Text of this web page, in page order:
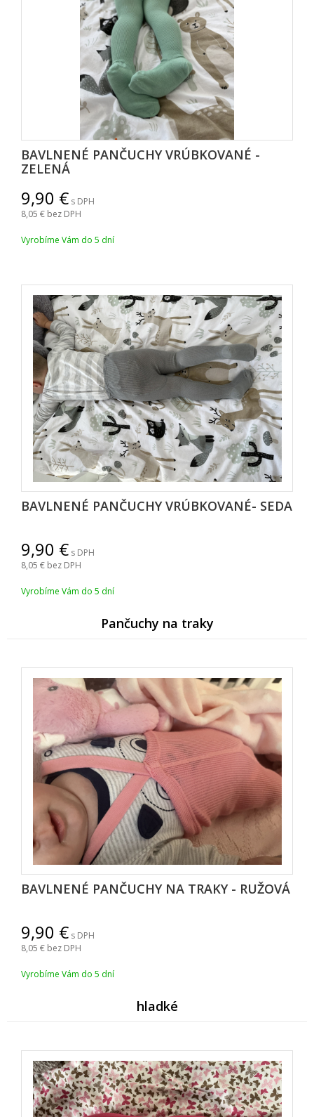
BAVLNENÉ PANČUCHY VRÚBKOVANÉ -
ZELENÁ
9,90
s DPH
8,05 bez DPH
Vyrobíme Vám do 5 dní
BAVLNENÉ PANČUCHY VRÚBKOVANÉ- SEDA
9,90
s DPH
8,05 bez DPH
Vyrobíme Vám do 5 dní
Pančuchy na traky
BAVLNENÉ PANČUCHY NA TRAKY - RUŽOVÁ
9,90
s DPH
8,05 bez DPH
Vyrobíme Vám do 5 dní
hladké